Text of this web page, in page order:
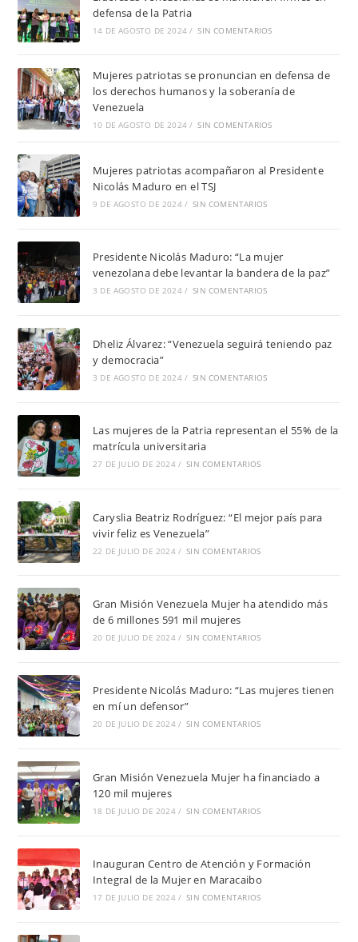
defensa de la Patria
14 DE AGOSTO DE 2024 / SIN COMENTARIOS
Mujeres patriotas se pronuncian en defensa de
los derechos humanos y la soberanía de
Venezuela
10 DE AGOSTO DE 2024 / SIN COMENTARIOS
Mujeres patriotas acompañaron al Presidente
Nicolás Maduro en el TSJ
9 DE AGOSTO DE 2024 / SIN COMENTARIOS
Presidente Nicolás Maduro: “La mujer
venezolana debe levantar la bandera de la paz”
3 DE AGOSTO DE 2024 / SIN COMENTARIOS
Dheliz Álvarez: “Venezuela seguirá teniendo paz
y democracia”
3 DE AGOSTO DE 2024 / SIN COMENTARIOS
Las mujeres de la Patria representan el 55% de la
matrícula universitaria
27 DE JULIO DE 2024 / SIN COMENTARIOS
Caryslia Beatriz Rodríguez: “El mejor país para
vivir feliz es Venezuela”
22 DE JULIO DE 2024 / SIN COMENTARIOS
Gran Misión Venezuela Mujer ha atendido más
de 6 millones 591 mil mujeres
20 DE JULIO DE 2024 / SIN COMENTARIOS
Presidente Nicolás Maduro: “Las mujeres tienen
en mí un defensor”
20 DE JULIO DE 2024 / SIN COMENTARIOS
Gran Misión Venezuela Mujer ha financiado a
120 mil mujeres
18 DE JULIO DE 2024 / SIN COMENTARIOS
Inauguran Centro de Atención y Formación
Integral de la Mujer en Maracaibo
17 DE JULIO DE 2024 / SIN COMENTARIOS